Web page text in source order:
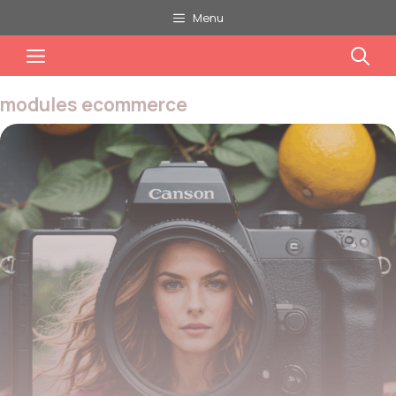
au
contenu
Menu
Menu
modules ecommerce